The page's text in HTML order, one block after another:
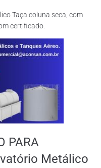
Taça coluna seca, com
certificado.
PARA
Metálico